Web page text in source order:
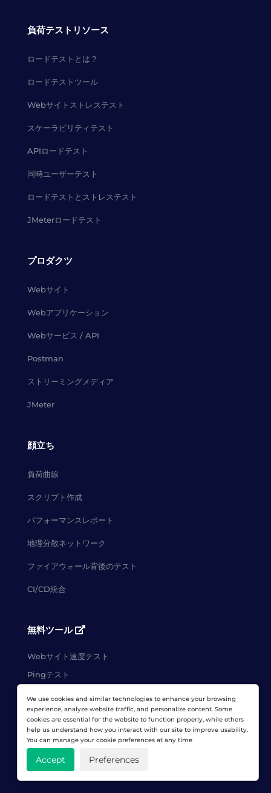
負荷テストリソース
ロードテストとは？
ロードテストツール
Webサイトストレステスト
スケーラビリティテスト
APIロードテスト
同時ユーザーテスト
ロードテストとストレステスト
JMeterロードテスト
プロダクツ
Webサイト
Webアプリケーション
Webサービス / API
Postman
ストリーミングメディア
JMeter
顔立ち
負荷曲線
スクリプト作成
パフォーマンスレポート
地理分散ネットワーク
ファイアウォール背後のテスト
CI/CD統合
無料ツール
Webサイト速度テスト
Pingテスト
クライアント ログイン
無料トライアル
We use cookies and similar technologies to enhance your browsing
experience, analyze website traffic, and personalize content. Some
cookies are essential for the website to function properly, while others
help us understand how you interact with our site to improve usability.
You can manage your cookie preferences at any time
Accept Preferences